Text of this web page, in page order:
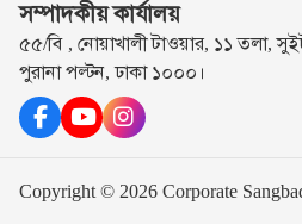
সম্পাদকীয় কার্যালয়
৫৫/বি , নোয়াখালী টাওয়ার, ১১ তলা,
পুরানা পল্টন, ঢাকা ১০০০।
Copyright © 2026 Corporate